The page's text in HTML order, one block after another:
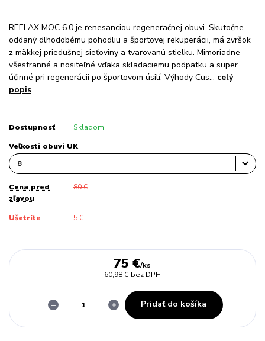
REELAX MOC 6.0 je renesanciou regeneračnej obuvi. Skutočne
oddaný dlhodobému pohodliu a športovej rekuperácii, má zvršok
z mäkkej priedušnej sieťoviny a tvarovanú stielku. Mimoriadne
všestranné a nositeľné vďaka skladaciemu podpätku a super
účinné pri regenerácii po športovom úsilí. Výhody Cus... celý
popis
Dostupnosť Skladom
Veľkosti obuvi UK
Cena pred
zľavou
80 €
Ušetríte 5 €
75 €/ks
60,98 € bez DPH
Pridať do košíka